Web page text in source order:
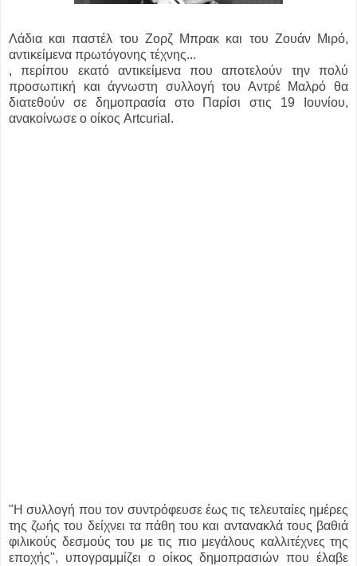
Λάδια και παστέλ του Ζορζ Μπρακ και του Ζουάν Μιρό,
αντικείμενα πρωτόγονης τέχνης...
, περίπου εκατό αντικείμενα που αποτελούν την πολύ
προσωπική και άγνωστη συλλογή του Αντρέ Μαλρό θα
διατεθούν σε δημοπρασία στο Παρίσι στις 19 Ιουνίου,
ανακοίνωσε ο οίκος Artcurial.
"Η συλλογή που τον συντρόφευσε έως τις τελευταίες ημέρες
της ζωής του δείχνει τα πάθη του και αντανακλά τους βαθιά
φιλικούς δεσμούς του με τις πιο μεγάλους καλλιτέχνες της
εποχής", υπογραμμίζει ο οίκος δημοπρασιών που έλαβε